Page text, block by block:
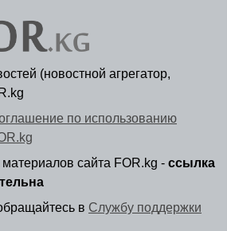
(новостной агрегатор,
по использованию
сайта FOR.kg - ссылка
в Службу поддержки